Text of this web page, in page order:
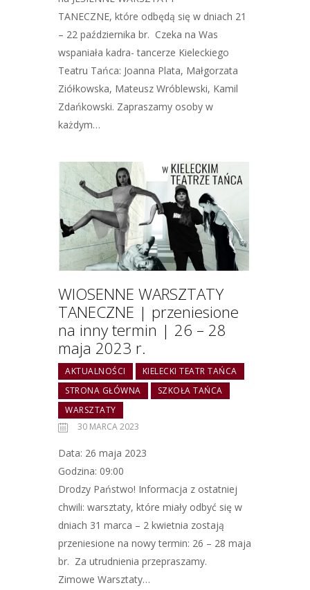
TANECZNE, które odbędą się w dniach 21
– 22 października br. Czeka na Was
wspaniała kadra- tancerze Kieleckiego
Teatru Tańca: Joanna Plata, Małgorzata
Ziółkowska, Mateusz Wróblewski, Kamil
Zdańkowski. Zapraszamy osoby w
każdym…
WIOSENNE WARSZTATY
TANECZNE | przeniesione
na inny termin | 26 – 28
maja 2023 r.
AKTUALNOŚCI
KIELECKI TEATR TAŃCA
STRONA GŁÓWNA
SZKOŁA TAŃCA
WARSZTATY
30 MARCA 2023
Data: 26 maja 2023
Godzina: 09:00
Drodzy Państwo! Informacja z ostatniej
chwili: warsztaty, które miały odbyć się w
dniach 31 marca – 2 kwietnia zostają
przeniesione na nowy termin: 26 – 28 maja
br. Za utrudnienia przepraszamy.
Zimowe Warsztaty…